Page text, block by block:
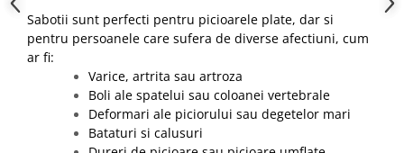
Sabotii sunt perfecti pentru picioarele plate, dar si
pentru persoanele care sufera de diverse afectiuni, cum
ar fi:
Varice, artrita sau artroza
Boli ale spatelui sau coloanei vertebrale
Deformari ale piciorului sau degetelor mari
Bataturi si calusuri